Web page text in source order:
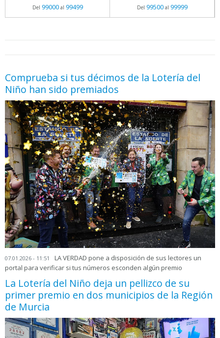
Del 99000al 99499 Del 99500al 99999
Comprueba si tus décimos de la Lotería del
Niño han sido premiados
07.01.2026 - 11:51
LA VERDAD pone a disposición de sus lectores un
portal para verificar si tus números esconden algún premio
La Lotería del Niño deja un pellizco de su
primer premio en dos municipios de la Región
de Murcia